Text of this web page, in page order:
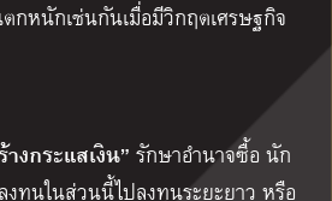
กหนักเช่นกันเมื่อมีวิกฤตเศรษฐกิจ
งกระแสเงิน” รักษาอำนาจซื้อ นัก
งทุนในส่วนนี้ไปลงทุนระยะยาว หรือ